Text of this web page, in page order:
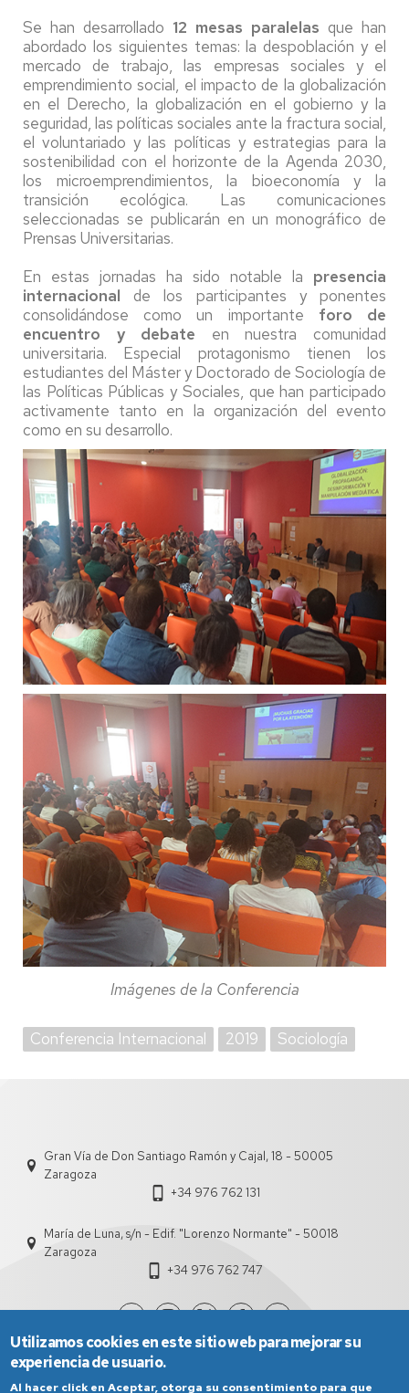
Se han desarrollado 12 mesas paralelas que han
abordado los siguientes temas: la despoblación y el
mercado de trabajo, las empresas sociales y el
emprendimiento social, el impacto de la globalización
en el Derecho, la globalización en el gobierno y la
seguridad, las políticas sociales ante la fractura social,
el voluntariado y las políticas y estrategias para la
sostenibilidad con el horizonte de la Agenda 2030,
los microemprendimientos, la bioeconomía y la
transición ecológica. Las comunicaciones
seleccionadas se publicarán en un monográfico de
Prensas Universitarias.
En estas jornadas ha sido notable la presencia
internacional de los participantes y ponentes
consolidándose como un importante foro de
encuentro y debate en nuestra comunidad
universitaria. Especial protagonismo tienen los
estudiantes del Máster y Doctorado de Sociología de
las Políticas Públicas y Sociales, que han participado
activamente tanto en la organización del evento
como en su desarrollo.
Imágenes de la Conferencia
Conferencia Internacional 2019 Sociología
Gran Vía de Don Santiago Ramón y Cajal, 18 - 50005
Zaragoza
+34 976 762 131
María de Luna, s/n - Edif. "Lorenzo Normante" - 50018
Zaragoza
+34 976 762 747
Utilizamos cookies en este sitio web para mejorar su
experiencia de usuario.
Al hacer click en Aceptar, otorga su consentimiento para que